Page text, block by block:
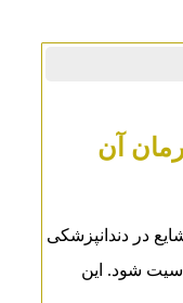
آن
در دندانپزشکی
شود. این